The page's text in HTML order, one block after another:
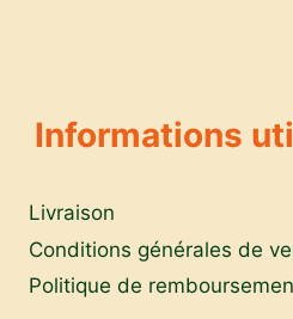
Informations
Livraison
Conditions générales de
Politique de